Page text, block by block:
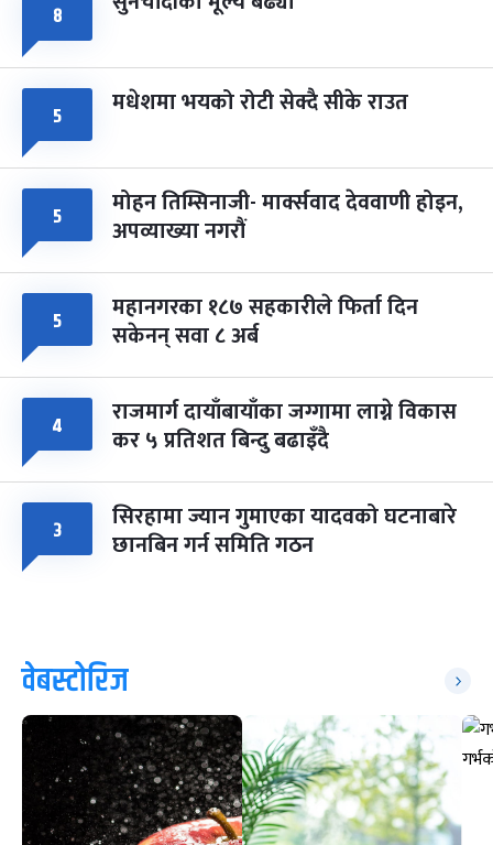
८
५ मधेशमा भयको रोटी सेक्दै सीके राउत
५ मोहन तिम्सिनाजी- मार्क्सवाद देववाणी होइन,
अपव्याख्या नगरौं
५ महानगरका १८७ सहकारीले फिर्ता दिन
सकेनन् सवा ८ अर्ब
४ राजमार्ग दायाँबायाँका जग्गामा लाग्ने विकास
कर ५ प्रतिशत बिन्दु बढाइँदै
३ सिरहामा ज्यान गुमाएका यादवको घटनाबारे
छानबिन गर्न समिति गठन
वेबस्टोरिज